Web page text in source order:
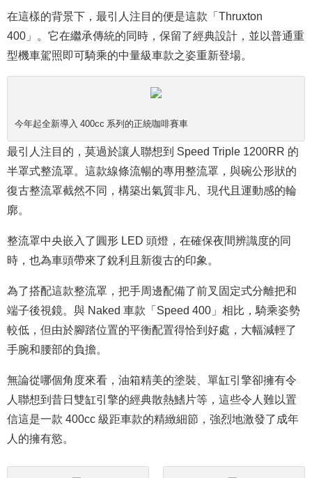
在這樣的背景下，最引人注目的便是這款「Thruxton
400」。它在繼承傳統的同時，保留了經典設計，並以普通重
型機車駕照即可騎乘的中量級車款之姿重新登場。
今年起全新導入 400cc 系列的正統咖啡賽車
最引人注目的，莫過於讓人聯想到 Speed Triple 1200RR 的
半罩式整流罩。這款線條流暢的專用整流罩，與碗公形狀的
復古整流罩截然不同，構築出氣質非凡、現代且運動感的輪
廓。
整流罩中央嵌入了圓形 LED 頭燈，在確保夜間辨識度的同
時，也為車頭帶來了銳利且新復古的印象。
為了搭配這款整流罩，把手周邊配備了前叉固定式分離把和
端子後視鏡。與 Naked 車款「Speed 400」相比，騎乘姿勢
較低，但由於腳踏位置的平衡配置得恰到好處，大幅減輕了
手腕和腰部的負擔。
無論從哪個角度來看，油箱精美的塗裝、單缸引擎卻擁有令
人聯想到昔日雙缸引擎的經典散熱鰭片等，這些令人難以置
信這是一款 400cc 級距車款的精緻細節，強烈地激發了成年
人的擁有慾。